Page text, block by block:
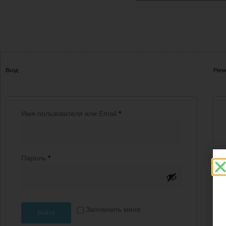
Вход
Имя пользователя или Email *
Пароль *
Запомнить меня
Войти